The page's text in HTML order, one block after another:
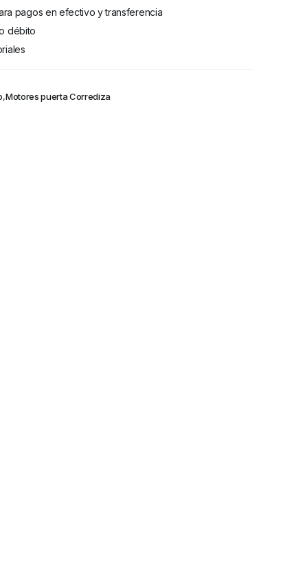
pagos en efectivo y transferencia
débito
,Motores puerta Corrediza